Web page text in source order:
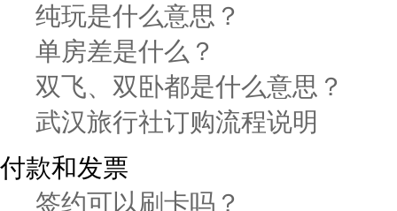
纯玩是什么意思？
单房差是什么？
双飞、双卧都是什么意思？
武汉旅行社订购流程说明
付款和发票
签约可以刷卡吗？